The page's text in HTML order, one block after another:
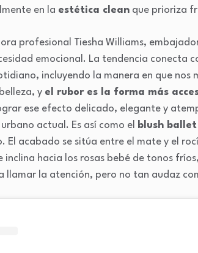
en la estética clean que prioriza
profesional Tiesha Williams,
emocional. La tendencia conecta
incluyendo la manera en que
y el rubor es la forma más
ese efecto delicado, elegante y
actual. Es así como el
blush
El acabado se sitúa entre el mate y el
inclina hacia los rosas bebé de tonos
llamar la atención, pero no tan audaz